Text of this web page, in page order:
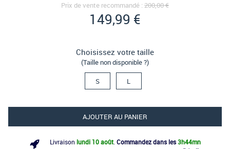
Prix de vente recommandé : 200,00 €
149,99 €
Choisissez votre taille
(Taille non disponible ?)
S L
AJOUTER AU PANIER
Livraison lundi 10 août. Commandez dans les 3h44mn